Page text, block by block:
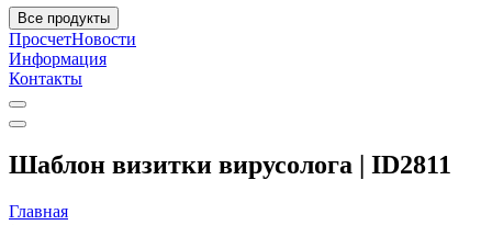
Все продукты
ПросчетНовости
Информация
Контакты
Шаблон визитки вирусолога | ID2811
Главная